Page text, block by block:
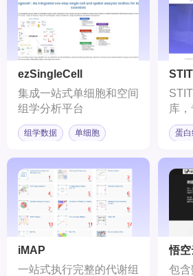
ezSingleCell
集成一站式单细胞和空间
组学分析平台
组学数据 单细胞
库
相
蛋白
iMAP
一站式执行完整的代谢组
悟空
包含